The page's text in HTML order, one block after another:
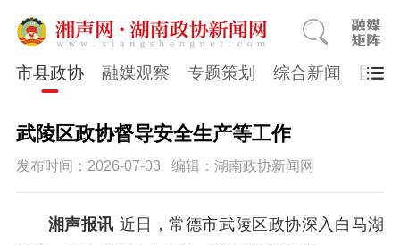
市县政协 融媒观察 专题策划 综合新闻 国医
武陵区政协督导安全生产等工作
发布时间：2026-07-03 编辑：湖南政协新闻网
湘声报讯 近日，常德市武陵区政协深入白马湖